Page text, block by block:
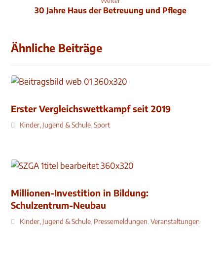
30 Jahre Haus der Betreuung und Pflege
Ähnliche Beiträge
Erster Vergleichswettkampf seit 2019
Kinder, Jugend & Schule,Sport
Millionen-Investition in Bildung:
Schulzentrum-Neubau
Kinder, Jugend & Schule, Pressemeldungen,Veranstaltungen